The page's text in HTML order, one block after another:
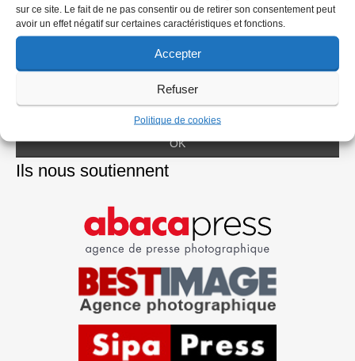
sur ce site. Le fait de ne pas consentir ou de retirer son consentement peut
avoir un effet négatif sur certaines caractéristiques et fonctions.
Accepter
Refuser
Politique de cookies
Comment contribuer
Nous écrire
‘DREDI LETTRE HEBDO
Ils nous soutiennent